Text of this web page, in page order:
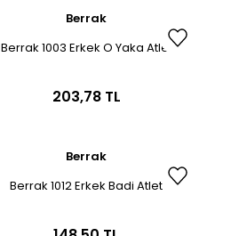
Berrak
Berrak 1003 Erkek O Yaka Atlet
203,78 TL
Berrak
Berrak 1012 Erkek Badi Atlet